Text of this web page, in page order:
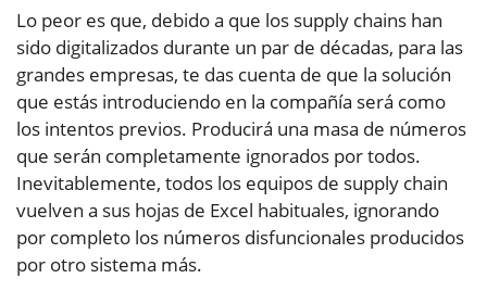
Lo peor es que, debido a que los supply chains han
sido digitalizados durante un par de décadas, para las
grandes empresas, te das cuenta de que la solución
que estás introduciendo en la compañía será como
los intentos previos. Producirá una masa de números
que serán completamente ignorados por todos.
Inevitablemente, todos los equipos de supply chain
vuelven a sus hojas de Excel habituales, ignorando
por completo los números disfuncionales producidos
por otro sistema más.